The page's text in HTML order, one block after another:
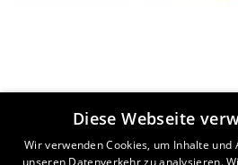
Diese Webseite
Wir verwenden Cookies, um Inhalte
unseren Datenverkehr zu analysieren.